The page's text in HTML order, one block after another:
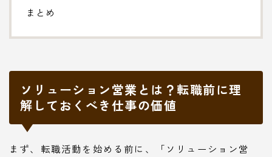
まとめ
ソリューション営業とは？転職前に理
解しておくべき仕事の価値
まず、転職活動を始める前に、「ソリューション営